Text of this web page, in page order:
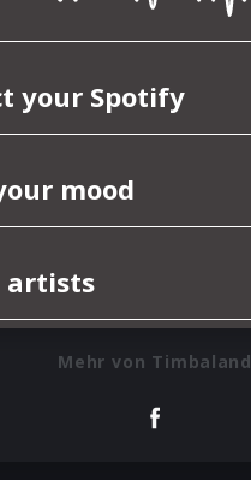
Mehr von Timbaland